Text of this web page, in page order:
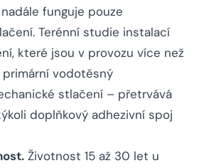
funguje pouze
Terénní studie instalací
které jsou v provozu více než
vodotěsný
stlačení – přetrvává
doplňkový adhezivní spoj
Životnost 15 až 30 let u